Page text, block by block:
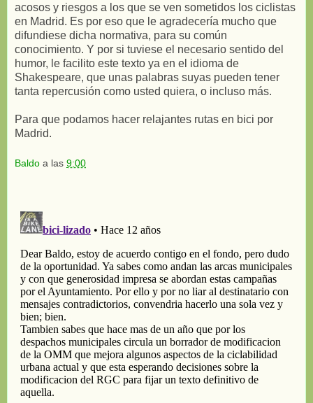
acosos y riesgos a los que se ven sometidos los ciclistas
en Madrid. Es por eso que le agradecería mucho que
difundiese dicha normativa, para su común
conocimiento. Y por si tuviese el necesario sentido del
humor, le facilito este texto ya en el idioma de
Shakespeare, que unas palabras suyas pueden tener
tanta repercusión como usted quiera, o incluso más.
Para que podamos hacer relajantes rutas en bici por
Madrid.
Baldo a las 9:00